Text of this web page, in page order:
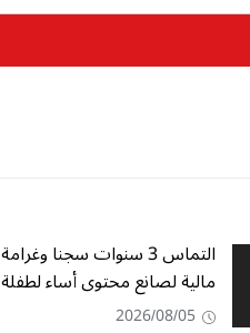
التماس 3 سنوات سجنا وغرامة
مالية لصانع محتوى أساء لطفلة
2026/08/05